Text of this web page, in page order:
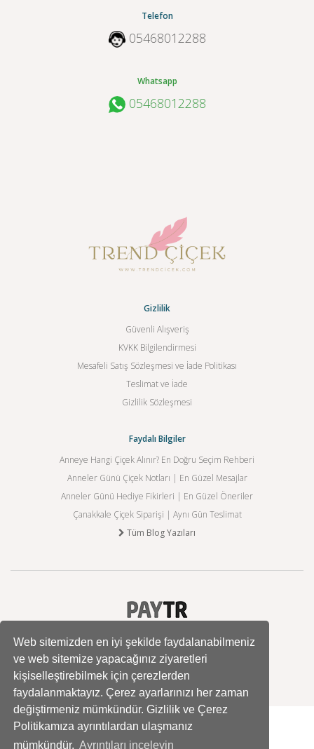
Web sitemizden en iyi şekilde faydalanabilmeniz
ve web sitemize yapacağınız ziyaretleri
kişiselleştirebilmek için çerezlerden
faydalanmaktayız. Çerez ayarlarınızı her zaman
değiştirmeniz mümkündür. Gizlilik ve Çerez
Politikamıza ayrıntılardan ulaşmanız
mümkündür. Ayrıntıları inceleyin
Telefon
05468012288
Whatsapp
05468012288
Gizlilik
Güvenli Alışveriş
KVKK Bilgilendirmesi
Mesafeli Satış Sözleşmesi ve İade Politikası
Teslimat ve İade
Gizlilik Sözleşmesi
Faydalı Bilgiler
Anneye Hangi Çiçek Alınır? En Doğru Seçim Rehberi
Anneler Günü Çiçek Notları | En Güzel Mesajlar
Anneler Günü Hediye Fikirleri | En Güzel Öneriler
Çanakkale Çiçek Siparişi | Aynı Gün Teslimat
Tüm Blog Yazıları